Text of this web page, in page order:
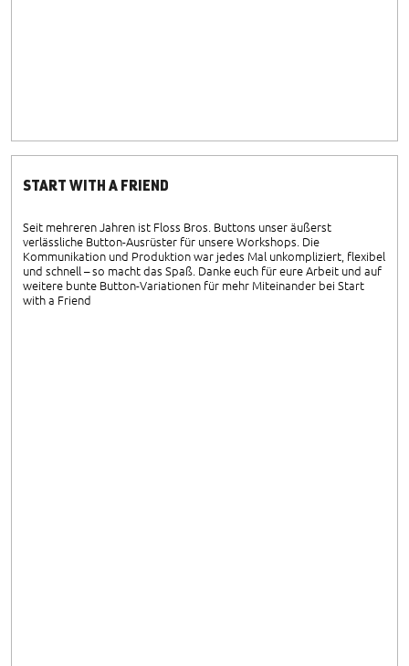
START WITH A FRIEND
Seit mehreren Jahren ist Floss Bros. Buttons unser äußerst
verlässliche Button-Ausrüster für unsere Workshops. Die
Kommunikation und Produktion war jedes Mal unkompliziert, flexibel
und schnell – so macht das Spaß. Danke euch für eure Arbeit und auf
weitere bunte Button-Variationen für mehr Miteinander bei Start
with a Friend